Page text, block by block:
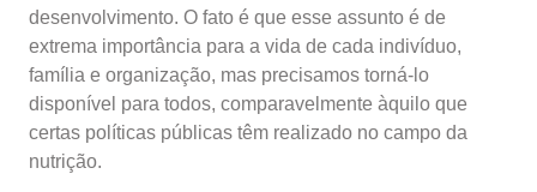
desenvolvimento. O fato é que esse assunto é de
extrema importância para a vida de cada indivíduo,
família e organização, mas precisamos torná-lo
disponível para todos, comparavelmente àquilo que
certas políticas públicas têm realizado no campo da
nutrição.